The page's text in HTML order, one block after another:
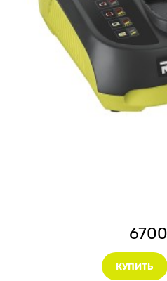
КУПИТЬ